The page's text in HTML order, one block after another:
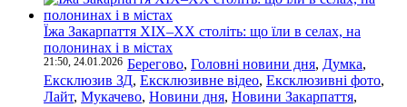
Їжа Закарпаття ХІХ–ХХ століть: що їли в селах, на
полонинах і в містах
21:50, 24.01.2026 Берегово, Головні новини дня, Думка,
Ексклюзив ЗД, Ексклюзивне відео, Ексклюзивні фото,
Лайт, Мукачево, Новини дня, Новини Закарпаття,